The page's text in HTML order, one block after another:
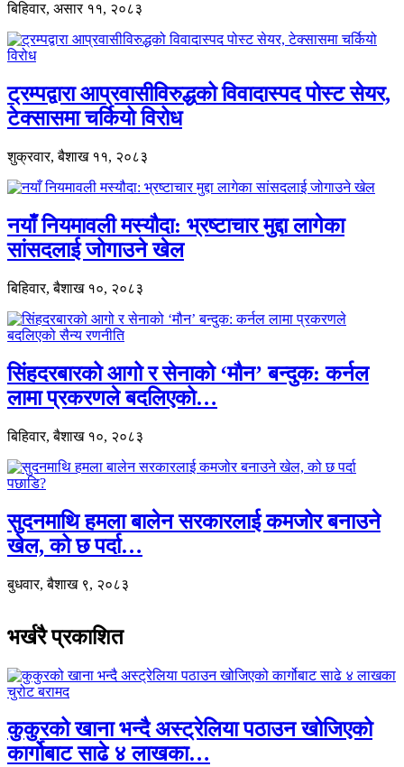
बिहिवार, असार ११, २०८३
ट्रम्पद्वारा आप्रवासीविरुद्धको विवादास्पद पोस्ट सेयर,
टेक्सासमा चर्कियो विरोध
शुक्रवार, बैशाख ११, २०८३
नयाँ नियमावली मस्यौदा: भ्रष्टाचार मुद्दा लागेका
सांसदलाई जोगाउने खेल
बिहिवार, बैशाख १०, २०८३
सिंहदरबारको आगो र सेनाको ‘मौन’ बन्दुक: कर्नल
लामा प्रकरणले बदलिएको…
बिहिवार, बैशाख १०, २०८३
सुदनमाथि हमला बालेन सरकारलाई कमजोर बनाउने
खेल, को छ पर्दा…
बुधवार, बैशाख ९, २०८३
भर्खरै प्रकाशित
कुकुरको खाना भन्दै अस्ट्रेलिया पठाउन खोजिएको
कार्गोबाट साढे ४ लाखका…